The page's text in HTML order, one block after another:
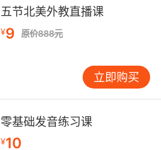
五节北美外教直播课
¥9 原价888元
立即购买
零基础发音练习课
¥10